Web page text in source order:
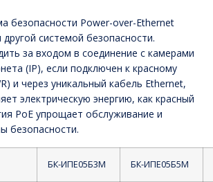
безопасности Power-over-Ethernet
другой системой безопасности.
за входом в соединение с камерами
(IP), если подключен к красному
и через уникальный кабель Ethernet,
электрическую энергию, как красный
PoE упрощает обслуживание и
безопасности.
БК-ИПЕ05Б3М БК-ИПЕ05Б5М